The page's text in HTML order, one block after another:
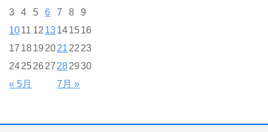
« 5月 7月 »
3
4 5 6 7 8
9
1011 12 13141516
17 1819 2021 22 23
242526 27 2829 30